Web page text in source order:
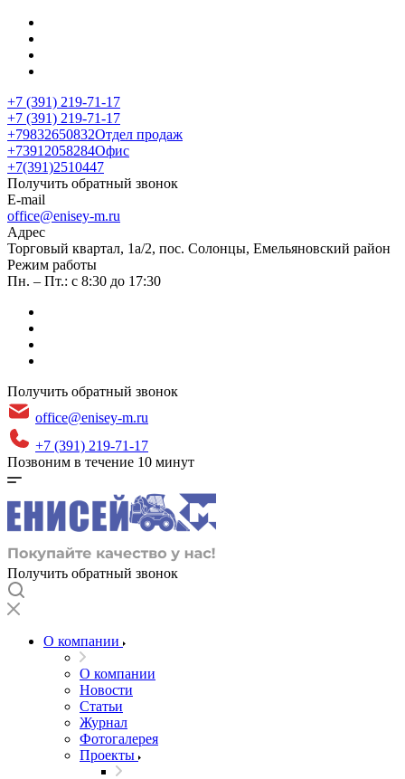
+7 (391) 219-71-17
+7 (391) 219-71-17
+79832650832Отдел продаж
+73912058284Офис
+7(391)2510447
Получить обратный звонок
E-mail
office@enisey-m.ru
Адрес
​Торговый квартал, 1а/2, пос. Солонцы, Емельяновский район
Режим работы
Пн. – Пт.: с 8:30 до 17:30
Получить обратный звонок
office@enisey-m.ru
+7 (391) 219-71-17
Позвоним в течение 10 минут
Получить обратный звонок
О компании
О компании
Новости
Статьи
Журнал
Фотогалерея
Проекты